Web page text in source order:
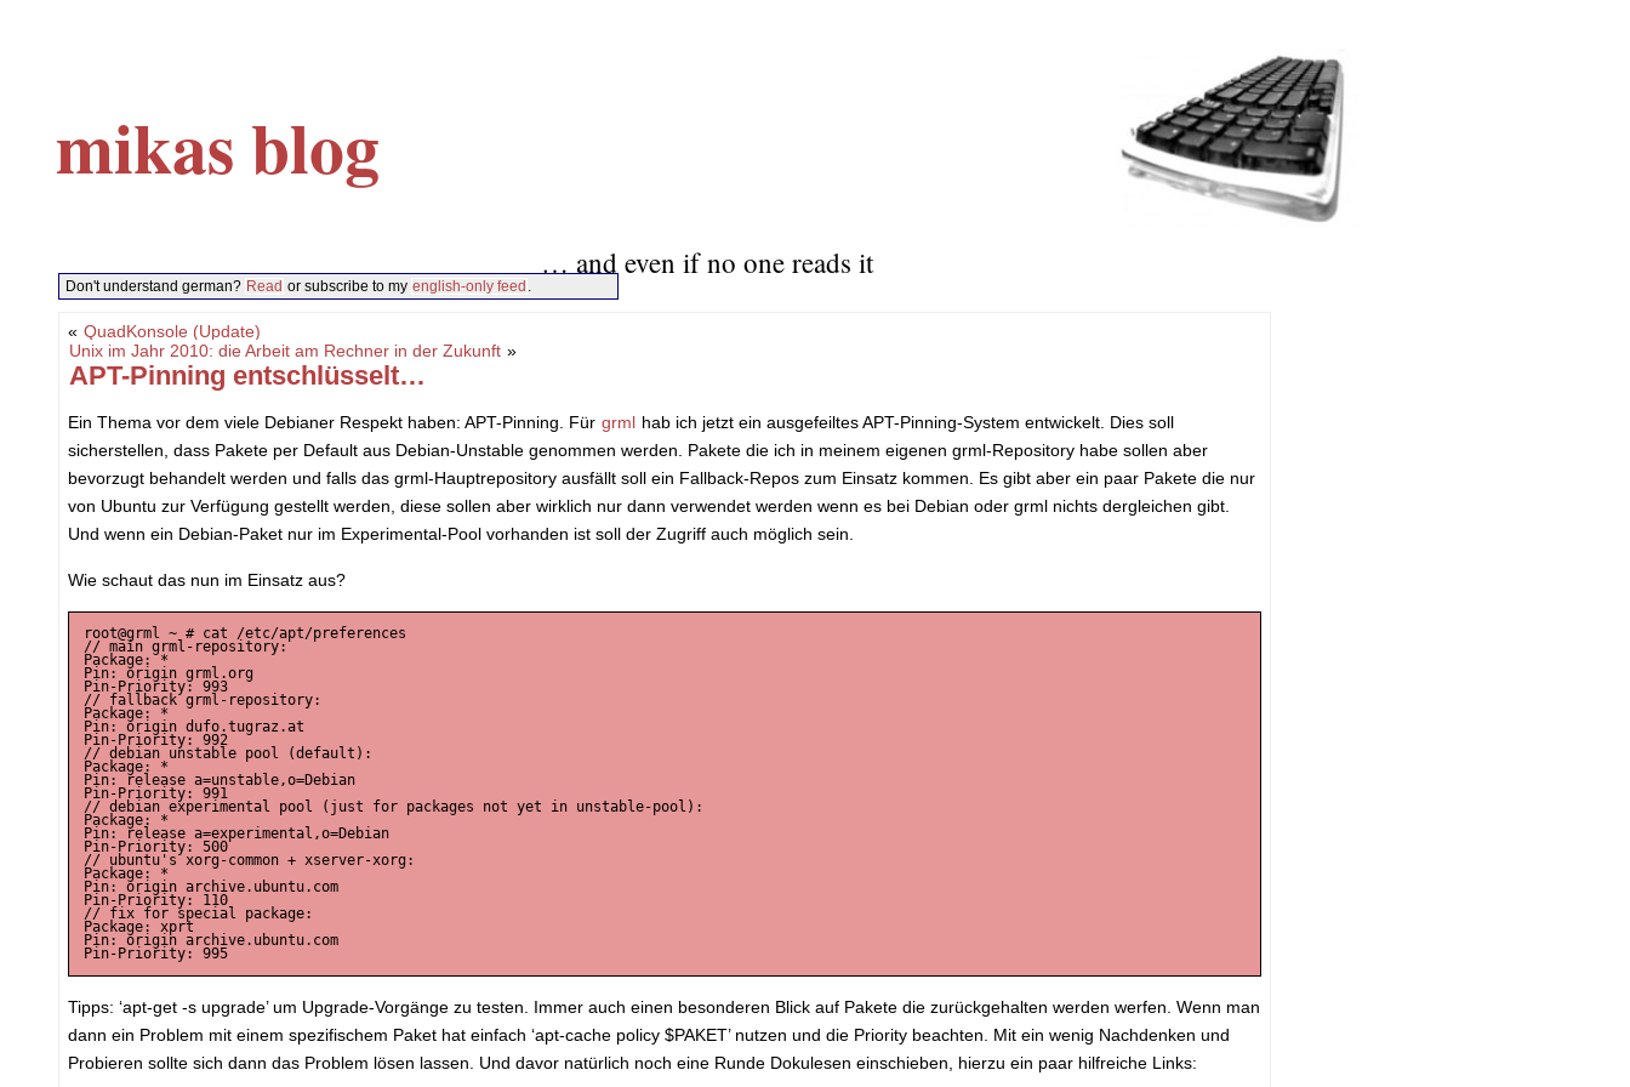
mikas blog
… and even if no one reads it
Don't understand german? Read or subscribe to my english-only feed
« QuadKonsole (Update)
Unix im Jahr 2010: die Arbeit am Rechner in der Zukunft »
APT-Pinning entschlüsselt…
Ein Thema vor dem viele Debianer Respekt haben: APT-Pinning. Für grml hab ich jetzt ein ausgefeiltes APT-Pinning-System entwickelt. Dies soll
sicherstellen, dass Pakete per Default aus Debian-Unstable genommen werden. Pakete die ich in meinem eigenen grml-Repository habe sollen aber
bevorzugt behandelt werden und falls das grml-Hauptrepository ausfällt soll ein Fallback-Repos zum Einsatz kommen. Es gibt aber ein paar Pakete die nur
von Ubuntu zur Verfügung gestellt werden, diese sollen aber wirklich nur dann verwendet werden wenn es bei Debian oder grml nichts dergleichen gibt.
Und wenn ein Debian-Paket nur im Experimental-Pool vorhanden ist soll der Zugriff auch möglich sein.
Wie schaut das nun im Einsatz aus?
root@grml ~ # cat /etc/apt/preferences
// main grml-repository:
Package: *
Pin: origin grml.org
Pin-Priority: 993
// fallback grml-repository:
Package: *
Pin: origin dufo.tugraz.at
Pin-Priority: 992
// debian unstable pool (default):
Package: *
Pin: release a=unstable,o=Debian
Pin-Priority: 991
// debian experimental pool (just for packages not yet in unstable-pool):
Package: *
Pin: release a=experimental,o=Debian
Pin-Priority: 500
// ubuntu's xorg-common + xserver-xorg:
Package: *
Pin: origin archive.ubuntu.com
Pin-Priority: 110
// fix for special package:
Package: xprt
Pin: origin archive.ubuntu.com
Pin-Priority: 995
Tipps: ‘apt-get -s upgrade’ um Upgrade-Vorgänge zu testen. Immer auch einen besonderen Blick auf Pakete die zurückgehalten werden werfen. Wenn man
dann ein Problem mit einem spezifischem Paket hat einfach ‘apt-cache policy $PAKET’ nutzen und die Priority beachten. Mit ein wenig Nachdenken und
Probieren sollte sich dann das Problem lösen lassen. Und davor natürlich noch eine Runde Dokulesen einschieben, hierzu ein paar hilfreiche Links: